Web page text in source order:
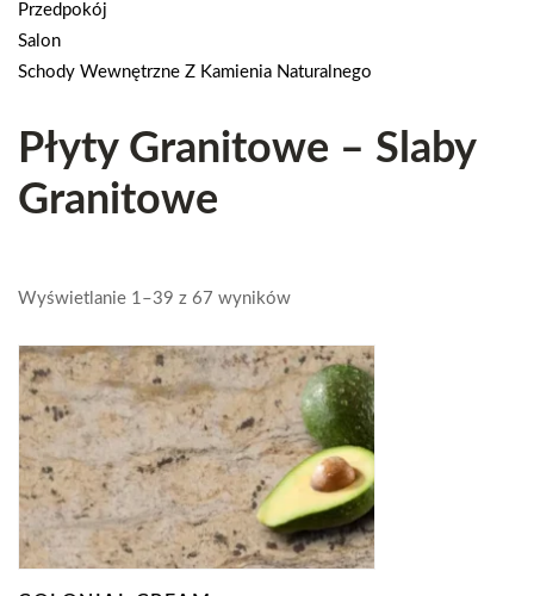
Przedpokój
Salon
Schody Wewnętrzne Z Kamienia Naturalnego
Płyty Granitowe – Slaby
Granitowe
Wyświetlanie 1–39 z 67 wyników